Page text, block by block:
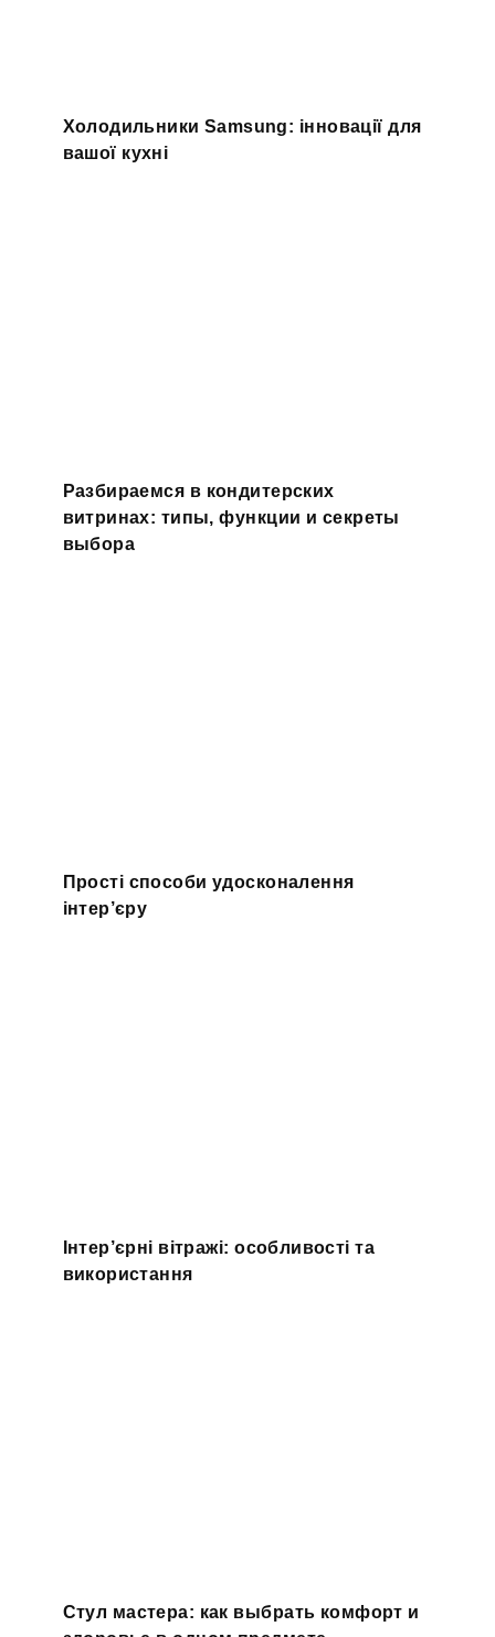
Холодильники Samsung: інновації для
вашої кухні
Разбираемся в кондитерских
витринах: типы, функции и секреты
выбора
Прості способи удосконалення
інтер’єру
Інтер’єрні вітражі: особливості та
використання
Стул мастера: как выбрать комфорт и